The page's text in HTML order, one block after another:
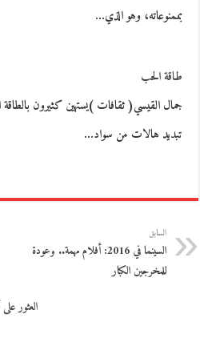
بممنوعاته، وهو الذي…
طاقة الحب
جمال القيسي( ثقافات )يستهين كثيرون بالطاقة
تبديد هالات من سواد…
السابق
السينما في 2016: أفلام مهمة.. وعودة
للمخرجين الكبار
العثور